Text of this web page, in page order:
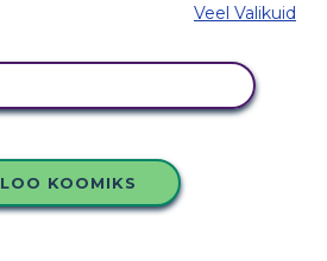
Veel Valikuid
LOO KOOMIKS